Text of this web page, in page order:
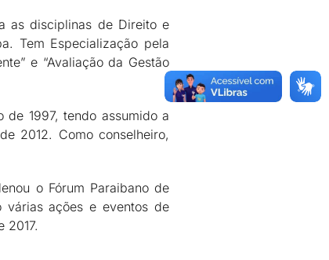
as disciplinas de Direito e
Tem Especialização pela
e “Avaliação da Gestão
1997, tendo assumido a
2012. Como conselheiro,
o Fórum Paraibano de
várias ações e eventos de
2017.